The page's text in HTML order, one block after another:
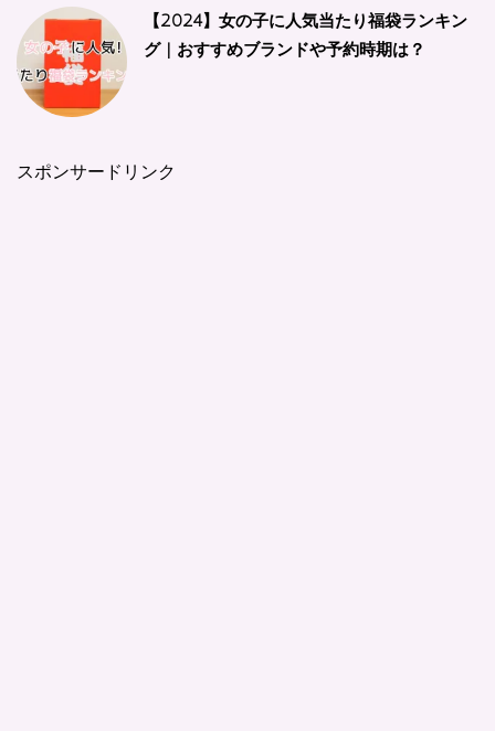
【2024】女の子に人気当たり福袋ランキン
グ | おすすめブランドや予約時期は？
スポンサードリンク